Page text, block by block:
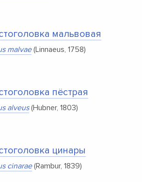
мальвовая
malvae(Linnaeus, 1758)
пёстрая
alveus(Hubner, 1803)
цинары
cinarae(Rambur, 1839)